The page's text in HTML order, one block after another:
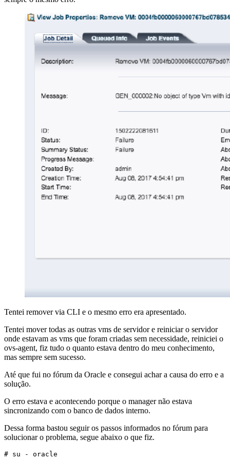
Tentei remover via CLI e o mesmo erro era apresentado.
Tentei mover todas as outras vms de servidor e reiniciar o servidor
onde estavam as vms que foram criadas sem necessidade, reiniciei o
ovs-agent, fiz tudo o quanto estava dentro do meu conhecimento,
mas sempre sem sucesso.
Até que fui no fórum da Oracle e consegui achar a causa do erro e a
solução.
O erro estava e acontecendo porque o manager não estava
sincronizando com o banco de dados interno.
Dessa forma bastou seguir os passos informados no fórum para
solucionar o problema, segue abaixo o que fiz.